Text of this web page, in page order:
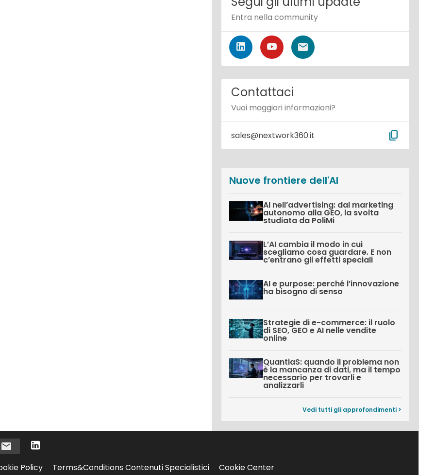
Entra nella community
Contattaci
Vuoi maggiori informazioni?
sales@nextwork360.it content_copy
Nuove frontiere dell'AI
AI nell’advertising: dal marketing
autonomo alla GEO, la svolta
studiata da PoliMi
L’AI cambia il modo in cui
scegliamo cosa guardare. E non
c’entrano gli effetti speciali
AI e purpose: perché l’innovazione
ha bisogno di senso
Strategie di e-commerce: il ruolo
di SEO, GEO e AI nelle vendite
online
QuantiaS: quando il problema non
è la mancanza di dati, ma il tempo
necessario per trovarli e
analizzarli
Vedi tutti gli approfondimenti >
Policy
Terms&Conditions Contenuti Specialistici Cookie Center